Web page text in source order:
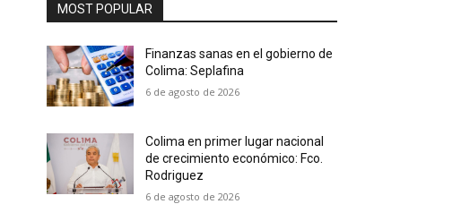
MOST POPULAR
Finanzas sanas en el gobierno de
Colima: Seplafina
6 de agosto de 2026
Colima en primer lugar nacional
de crecimiento económico: Fco.
Rodriguez
6 de agosto de 2026